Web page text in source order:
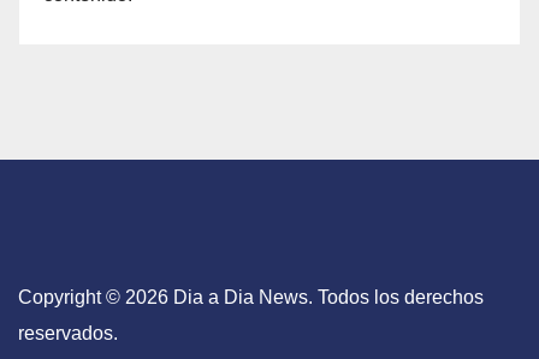
Copyright © 2026 Dia a Dia News. Todos los derechos
reservados.